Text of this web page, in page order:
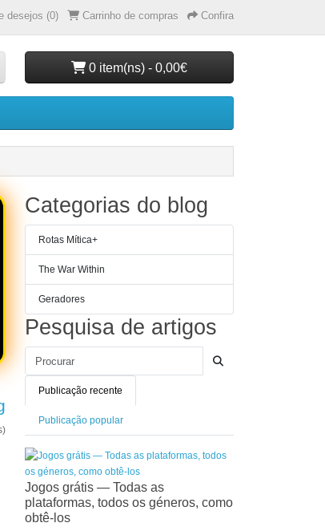
desejos (0) Carrinho de compras Confira
0 item(ns) - 0,00€
Categorias do blog
Rotas Mítica+
The War Within
Geradores
Pesquisa de artigos
Publicação recente
Publicação popular
Jogos grátis — Todas as
plataformas, todos os géneros, como
obtê-los